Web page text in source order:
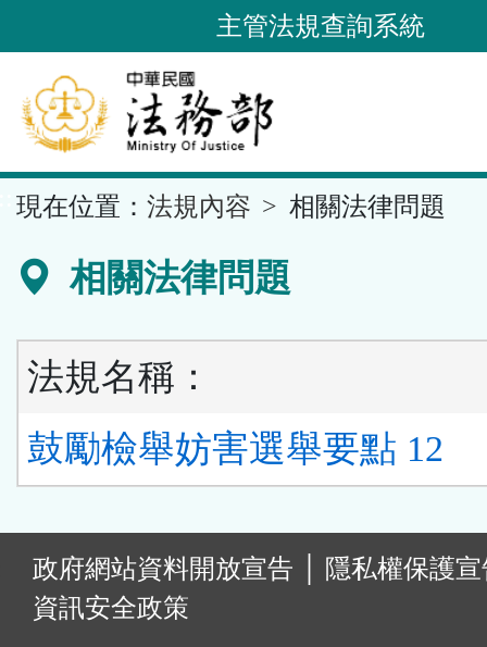
到
要
內
容
區
主管法規查詢系統
現在位置： 法規內容 相關法律問題
相關法律問題
法規名稱：
鼓勵檢舉妨害選舉要點 12
政府網站資料開放宣告
隱私權保護
資訊安全政策